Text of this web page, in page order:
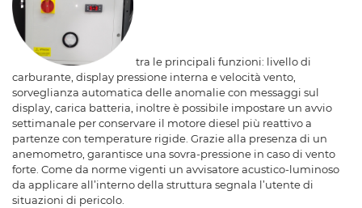
tra le principali funzioni: livello di
carburante, display pressione interna e velocità vento,
sorveglianza automatica delle anomalie con messaggi sul
display, carica batteria, inoltre è possibile impostare un avvio
settimanale per conservare il motore diesel più reattivo a
partenze con temperature rigide. Grazie alla presenza di un
anemometro, garantisce una sovra-pressione in caso di vento
forte. Come da norme vigenti un avvisatore acustico-luminoso
da applicare all’interno della struttura segnala l’utente di
situazioni di pericolo.